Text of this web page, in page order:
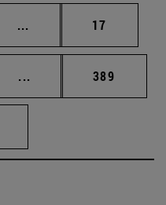
... Páginas intermedias
Página
17
... Páginas intermedias
Página
389